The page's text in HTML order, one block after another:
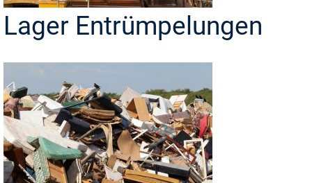
Lager Entrümpelungen